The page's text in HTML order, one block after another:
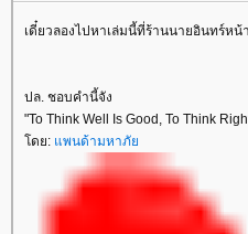
เดี๋ยวลองไปหาเล่มนี้ที่ร้านนายอินทร์ห
ปล. ชอบคำนี้จัง
"To Think Well Is Good, To Think
ดย: พนด้ามหาภั